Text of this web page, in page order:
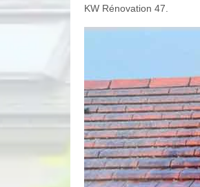
KW Rénovation 47.